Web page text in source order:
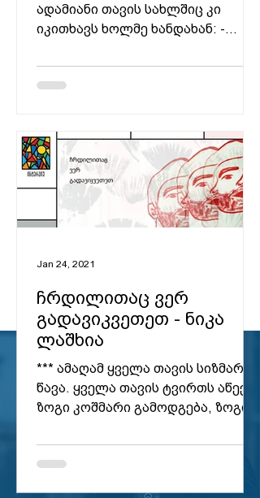
კიანუ რივზი
თუ არ ხარ ბედნიერი
ადამიანი თავის სახლშიც კი
იკითხავს ხოლმე ხანდახან: -
ნუთუ ასე შორი მგზავრია?!...
ჩრდილითაც ვერ
გადავიკვეთეთ - ნიკა
ლაშხია
*** ამაღამ ყველა თავის სიზმარში
წავა. ყველა თავის ტვირთს აწევს.
ზოგი კოშმარი გამოდგება, ზოგი
სიზმარში...
Jan 24, 2021